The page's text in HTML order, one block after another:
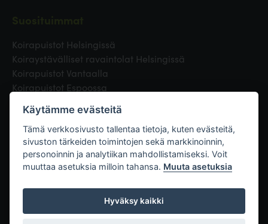
Koirapuistot Helsingissä
Koiraystävälliset ravaintolat Helsingissä
Koirapuistot Vantaalla
Koirapuistot Espoossa
Eläinlääkäri Helsingissä
Koirapuistot Tampereella
Linkit
Käytämme evästeitä
Tämä verkkosivusto tallentaa tietoja, kuten evästeitä,
sivuston tärkeiden toimintojen sekä markkinoinnin,
personoinnin ja analytiikan mahdollistamiseksi. Voit
muuttaa asetuksia milloin tahansa. Muuta asetuksia
Hyväksy kaikki